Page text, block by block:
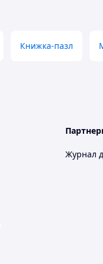
Книжка-пазл
Журнал